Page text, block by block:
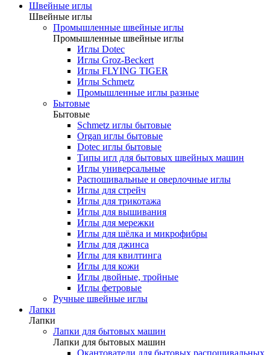
Швейные иглы
Швейные иглы
Промышленные швейные иглы
Промышленные швейные иглы
Иглы Dotec
Иглы Groz-Beckert
Иглы FLYING TIGER
Иглы Schmetz
Промышленные иглы разные
Бытовые
Бытовые
Schmetz иглы бытовые
Organ иглы бытовые
Dotec иглы бытовые
Типы игл для бытовых швейных машин
Иглы универсальные
Распошивальные и оверлочные иглы
Иглы для стрейч
Иглы для трикотажа
Иглы для вышивания
Иглы для мережки
Иглы для шёлка и микрофибры
Иглы для джинса
Иглы для квилтинга
Иглы для кожи
Иглы двойные, тройные
Иглы фетровые
Ручные швейные иглы
Лапки
Лапки
Лапки для бытовых машин
Лапки для бытовых машин
Окантователи для бытовых распошивальных